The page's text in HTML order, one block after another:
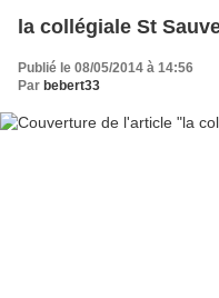
la collégiale St
Publié le 08/05/2014 à 14:56
Par bebert33